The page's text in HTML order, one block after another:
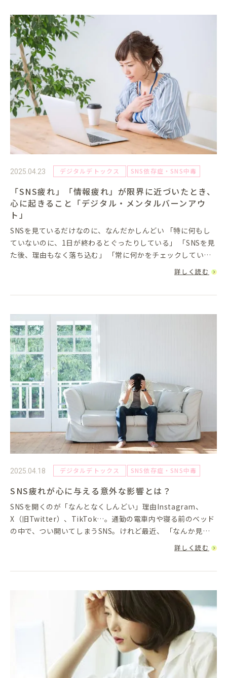
2025.04.23 デジタルデトックス SNS依存症・SNS中毒
「SNS疲れ」「情報疲れ」が限界に近づいたとき、
心に起きること「デジタル・メンタルバーンアウ
ト」
SNSを見ているだけなのに、なんだかしんどい 「特に何もし
ていないのに、1日が終わるとぐったりしている」 「SNSを見
た後、理由もなく落ち込む」 「常に何かをチェックしていな
いと不安になる」こうした“目に見えない疲れ”を感じている
詳しく読む
2025.04.18 デジタルデトックス SNS依存症・SNS中毒
SNS疲れが心に与える意外な影響とは？
SNSを開くのが「なんとなくしんどい」理由Instagram、
X（旧Twitter）、TikTok…。通勤の電車内や寝る前のベッド
の中で、つい開いてしまうSNS。けれど最近、 「なんか見て
ると疲れる」 「投稿するのがプレッシャーになって...詳しく読む